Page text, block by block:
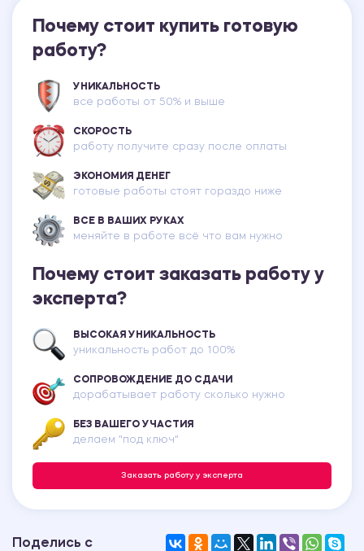
Почему стоит купить готовую
работу?
УНИКАЛЬНОСТЬ
все работы от 50% и выше
СКОРОСТЬ
работу получите сразу после оплаты
ЭКОНОМИЯ ДЕНЕГ
готовые работы стоят гораздо ниже
ВСЕ В ВАШИХ РУКАХ
меняйте в работе всё что вам нужно
Почему стоит заказать работу у
эксперта?
ВЫСОКАЯ УНИКАЛЬНОСТЬ
уникальность работ до 100%
СОПРОВОЖДЕНИЕ ДО СДАЧИ
дорабатывает работу сколько нужно
БЕЗ ВАШЕГО УЧАСТИЯ
делаем "под ключ"
Заказать работу у эксперта
Поделись с